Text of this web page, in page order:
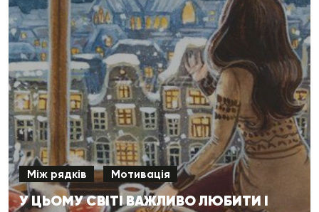
Між рядків Мотивація
У ЦЬОМУ СВІТІ ВАЖЛИВО ЛЮБИТИ І